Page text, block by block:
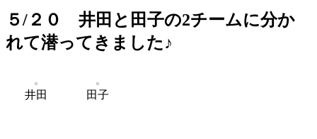
５/２０ 井田と田子の2チームに分か
れて潜ってきました♪
井田 田子